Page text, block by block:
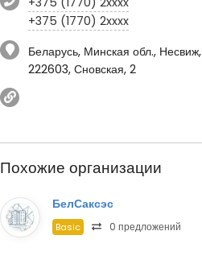
+375 (1770) 2xxxx
Беларусь, Минская обл., Несвиж,
222603, Сновская, 2
Похожие организации
БелСаксэс
Basic 0 предложений